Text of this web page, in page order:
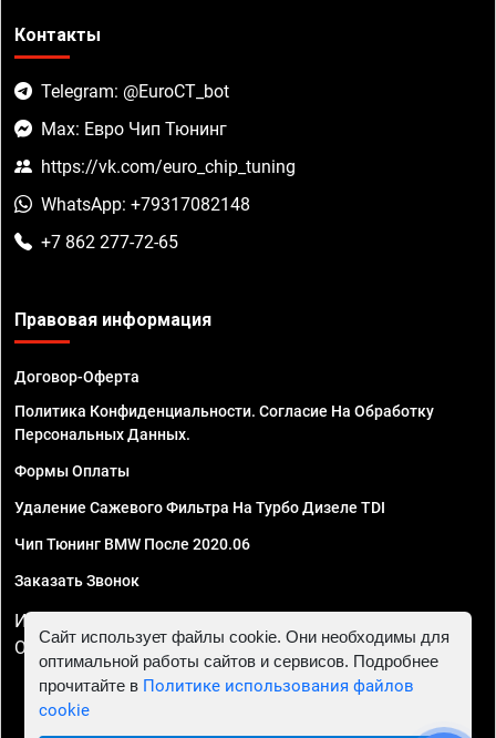
Контакты
Telegram: @EuroCT_bot
Max: Евро Чип Тюнинг
https://vk.com/euro_chip_tuning
WhatsApp: +79317082148
+7 862 277-72-65
Правовая информация
Договор-Оферта
Политика Конфиденциальности. Согласие На Обработку
Персональных Данных.
Формы Оплаты
Удаление Сажевого Фильтра На Турбо Дизеле TDI
Чип Тюнинг BMW После 2020.06
Заказать Звонок
ИП Смирнов Георгий Павлович. ИНН 781302555843,
ОГРНИП 324470400032610
Сайт использует файлы cookie. Они необходимы для
оптимальной работы сайтов и сервисов. Подробнее
прочитайте в Политике использования файлов
cookie